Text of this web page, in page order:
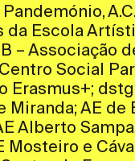
da Escola
– Associação
Social
Erasmus+;
Miranda; AE
Alberto
Mosteiro e